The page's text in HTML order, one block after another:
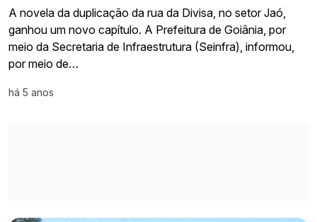
A novela da duplicação da rua da Divisa, no setor Jaó,
ganhou um novo capítulo. A Prefeitura de Goiânia, por
meio da Secretaria de Infraestrutura (Seinfra), informou,
por meio de…
há 5 anos